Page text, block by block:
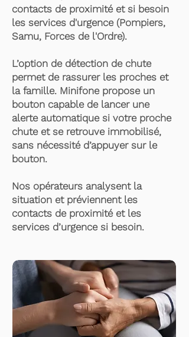
contacts de proximité et si besoin
les services d'urgence (Pompiers,
Samu, Forces de l'Ordre).
L’option de détection de chute
permet de rassurer les proches et
la famille. Minifone propose un
bouton capable de lancer une
alerte automatique si votre proche
chute et se retrouve immobilisé,
sans nécessité d’appuyer sur le
bouton.
Nos opérateurs analysent la
situation et préviennent les
contacts de proximité et les
services d’urgence si besoin.